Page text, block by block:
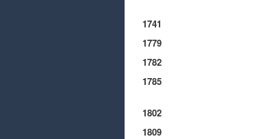
1741
1779
1782
1785
1802
1809